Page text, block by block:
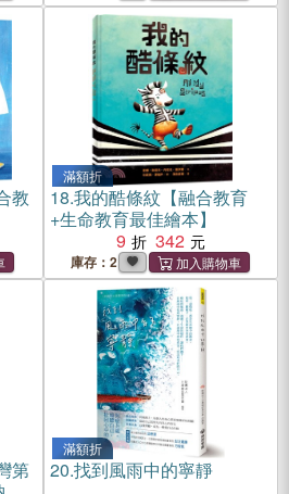
教
滿額折
18.我的酷條紋【融合教育
+生命教育最佳繪本】
9
342
庫存：2
第
滿額折
20.找到風雨中的寧靜